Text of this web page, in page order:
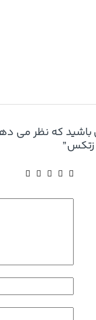
باشید که نظر می